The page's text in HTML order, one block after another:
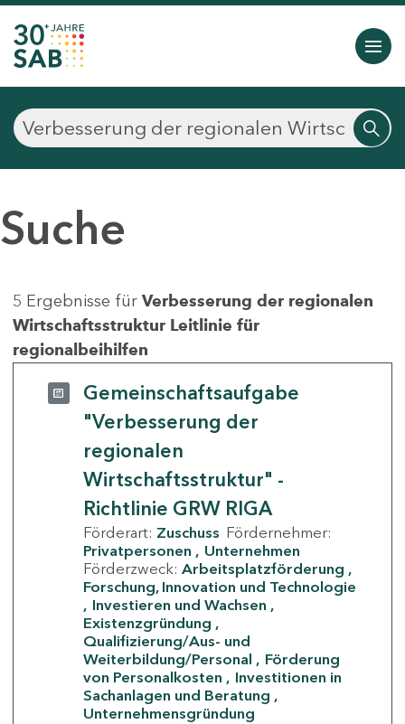
Suche
5 Ergebnisse für Verbesserung der regionalen
Wirtschaftsstruktur Leitlinie für
regionalbeihilfen
Gemeinschaftsaufgabe
"Verbesserung der
regionalen
Wirtschaftsstruktur" -
Richtlinie GRW RIGA
Förderart: Zuschuss Fördernehmer:
Privatpersonen
Unternehmen
Förderzweck: Arbeitsplatzförderung
Forschung, Innovation und Technologie
Investieren und Wachsen
Existenzgründung
Qualifizierung/Aus- und
Weiterbildung/Personal
Förderung
von Personalkosten
Investitionen in
Sachanlagen und Beratung
Unternehmensgründung